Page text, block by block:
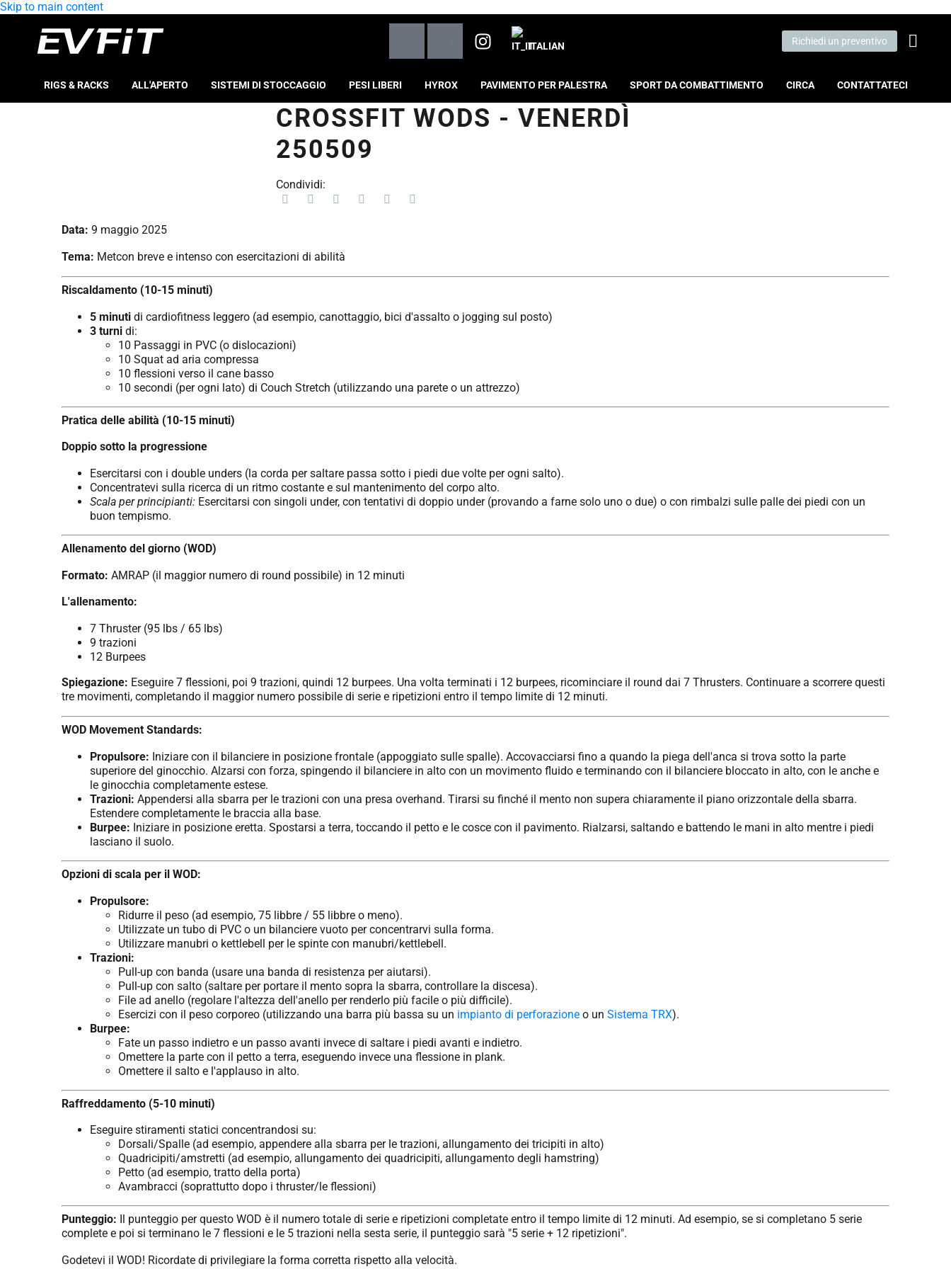
Skip to main content
ITALIAN Richiedi un preventivo
RIGS & RACKS ALL'APERTO SISTEMI DI STOCCAGGIO PESI LIBERI HYROX PAVIMENTO PER PALESTRA SPORT DA COMBATTIMENTO CIRCA CONTATTATECI
CROSSFIT WODS - VENERDÌ
250509
Condividi:
Data: 9 maggio 2025
Tema: Metcon breve e intenso con esercitazioni di abilità
Riscaldamento (10-15 minuti)
5 minuti di cardiofitness leggero (ad esempio, canottaggio, bici d'assalto o jogging sul posto)
3 turni di:
10 Passaggi in PVC (o dislocazioni)
10 Squat ad aria compressa
10 flessioni verso il cane basso
10 secondi (per ogni lato) di Couch Stretch (utilizzando una parete o un attrezzo)
Pratica delle abilità (10-15 minuti)
Doppio sotto la progressione
Esercitarsi con i double unders (la corda per saltare passa sotto i piedi due volte per ogni salto).
Concentratevi sulla ricerca di un ritmo costante e sul mantenimento del corpo alto.
Scala per principianti: Esercitarsi con singoli under, con tentativi di doppio under (provando a farne solo uno o due) o con rimbalzi sulle palle dei piedi con un
buon tempismo.
Allenamento del giorno (WOD)
Formato: AMRAP (il maggior numero di round possibile) in 12 minuti
L'allenamento:
7 Thruster (95 lbs / 65 lbs)
9 trazioni
12 Burpees
Spiegazione: Eseguire 7 flessioni, poi 9 trazioni, quindi 12 burpees. Una volta terminati i 12 burpees, ricominciare il round dai 7 Thrusters. Continuare a scorrere questi
tre movimenti, completando il maggior numero possibile di serie e ripetizioni entro il tempo limite di 12 minuti.
WOD Movement Standards:
Propulsore: Iniziare con il bilanciere in posizione frontale (appoggiato sulle spalle). Accovacciarsi fino a quando la piega dell'anca si trova sotto la parte
superiore del ginocchio. Alzarsi con forza, spingendo il bilanciere in alto con un movimento fluido e terminando con il bilanciere bloccato in alto, con le anche e
le ginocchia completamente estese.
Trazioni: Appendersi alla sbarra per le trazioni con una presa overhand. Tirarsi su finché il mento non supera chiaramente il piano orizzontale della sbarra.
Estendere completamente le braccia alla base.
Burpee: Iniziare in posizione eretta. Spostarsi a terra, toccando il petto e le cosce con il pavimento. Rialzarsi, saltando e battendo le mani in alto mentre i piedi
lasciano il suolo.
Opzioni di scala per il WOD:
Propulsore:
Ridurre il peso (ad esempio, 75 libbre / 55 libbre o meno).
Utilizzate un tubo di PVC o un bilanciere vuoto per concentrarvi sulla forma.
Utilizzare manubri o kettlebell per le spinte con manubri/kettlebell.
Trazioni:
Pull-up con banda (usare una banda di resistenza per aiutarsi).
Pull-up con salto (saltare per portare il mento sopra la sbarra, controllare la discesa).
File ad anello (regolare l'altezza dell'anello per renderlo più facile o più difficile).
Esercizi con il peso corporeo (utilizzando una barra più bassa su un impianto di perforazione o un Sistema TRX).
Burpee:
Fate un passo indietro e un passo avanti invece di saltare i piedi avanti e indietro.
Omettere la parte con il petto a terra, eseguendo invece una flessione in plank.
Omettere il salto e l'applauso in alto.
Raffreddamento (5-10 minuti)
Eseguire stiramenti statici concentrandosi su:
Dorsali/Spalle (ad esempio, appendere alla sbarra per le trazioni, allungamento dei tricipiti in alto)
Quadricipiti/amstretti (ad esempio, allungamento dei quadricipiti, allungamento degli hamstring)
Petto (ad esempio, tratto della porta)
Avambracci (soprattutto dopo i thruster/le flessioni)
Punteggio: Il punteggio per questo WOD è il numero totale di serie e ripetizioni completate entro il tempo limite di 12 minuti. Ad esempio, se si completano 5 serie
complete e poi si terminano le 7 flessioni e le 5 trazioni nella sesta serie, il punteggio sarà "5 serie + 12 ripetizioni".
Godetevi il WOD! Ricordate di privilegiare la forma corretta rispetto alla velocità.